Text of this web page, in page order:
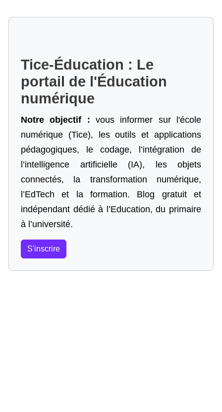
Tice-Éducation : Le
portail de l'Éducation
numérique
Notre objectif : vous informer sur l'école
numérique (Tice), les outils et applications
pédagogiques, le codage,
l’intégration de
l’intelligence artificielle (IA), les objets
connectés, la transformation numérique,
l’EdTech et la formation. Blog gratuit et
indépendant dédié à l’Education, du primaire
à l’université.
S'inscrire